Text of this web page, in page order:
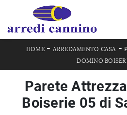
HOME- ARREDAMENTO CASA -
DOMINO
Parete
Boiserie 05 di